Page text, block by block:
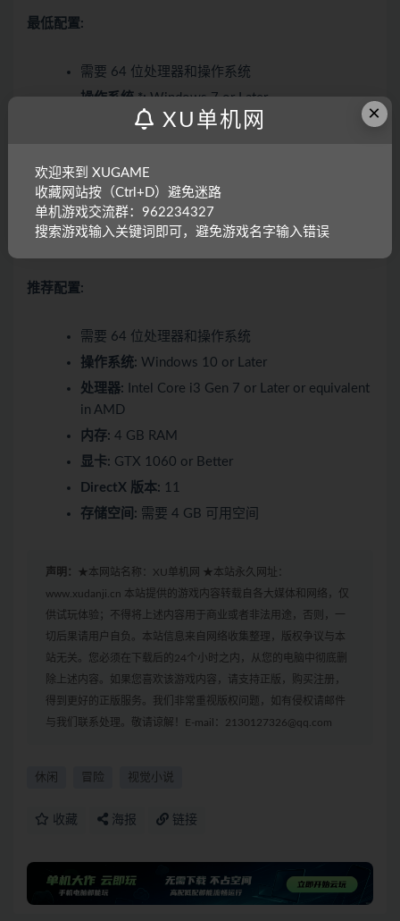
最低配置:
需要 64 位处理器和操作系统
操作系统 *:Windows 7 or Later
Intel Core i3 Gen 2 or Later or equivalent
内存:4 GB RAM
显卡: GTX 960 or Better
DirectX 版本:10
推荐配置:
需要 64 位处理器和操作系统
操作系统: Windows 10 or Later
处理器: Intel Core i3 Gen 7 or Later or equivalent
in AMD
内存: 4 GB RAM
显卡: GTX 1060 or Better
DirectX 版本: 11
存储空间: 需要 4 GB 可用空间
声明： ★本网站名称：XU单机网 ★本站永久网址：
www.xudanji.cn 本站提供的游戏内容转载自各大媒体和网络，仅
供试玩体验；不得将上述内容用于商业或者非法用途，否则，一
切后果请用户自负。本站信息来自网络收集整理，版权争议与本
站无关。您必须在下载后的24个小时之内，从您的电脑中彻底删
除上述内容。如果您喜欢该游戏内容，请支持正版，购买注册，
得到更好的正版服务。我们非常重视版权问题，如有侵权请邮件
与我们联系处理。敬请谅解！E-mail：2130127326@qq.com
休闲 冒险 视觉小说
收藏 海报 链接
×
XU单机网
欢迎来到 XUGAME
收藏网站按（Ctrl+D）避免迷路
单机游戏交流群：962234327
搜索游戏输入关键词即可，避免游戏名字输入错误